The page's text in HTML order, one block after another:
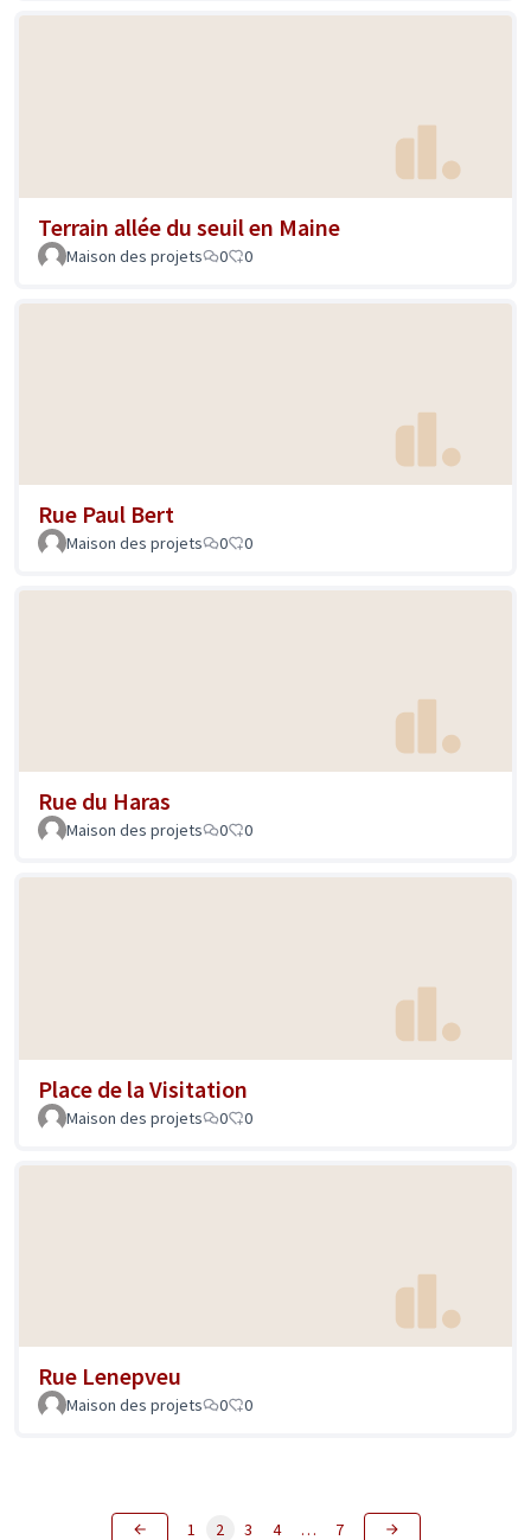
Terrain allée du seuil en Maine
Maison des projets 0 0
Rue Paul Bert
Maison des projets 0 0
Rue du Haras
Maison des projets 0 0
Place de la Visitation
Maison des projets 0 0
Rue Lenepveu
Maison des projets 0 0
1 2 3 4 … 7